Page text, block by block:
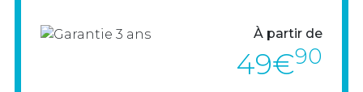
À partir de
49€90